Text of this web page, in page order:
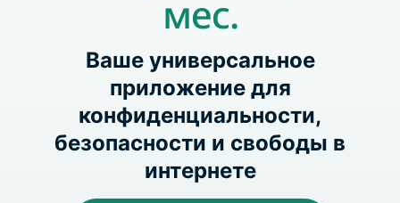
мес.
Ваше универсальное
приложение для
конфиденциальности,
безопасности и свободы в
интернете